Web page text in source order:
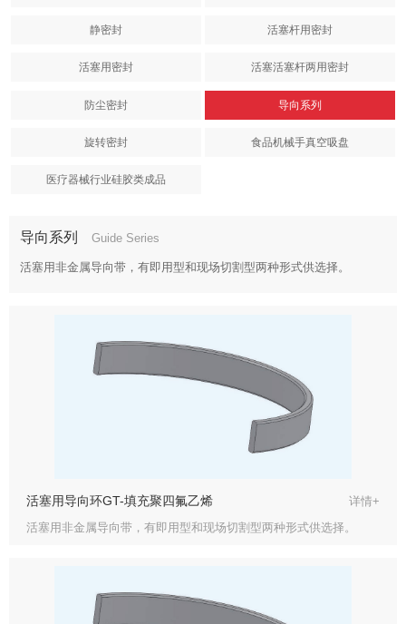
静密封 活塞杆用密封
活塞用密封 活塞活塞杆两用密封
防尘密封 导向系列
旋转密封 食品机械手真空吸盘
医疗器械行业硅胶类成品
导向系列 Guide Series
活塞用非金属导向带，有即用型和现场切割型两种形式供选择。
活塞用导向环GT-填充聚四氟乙烯
详情+
活塞用非金属导向带，有即用型和现场切割型两种形式供选择。